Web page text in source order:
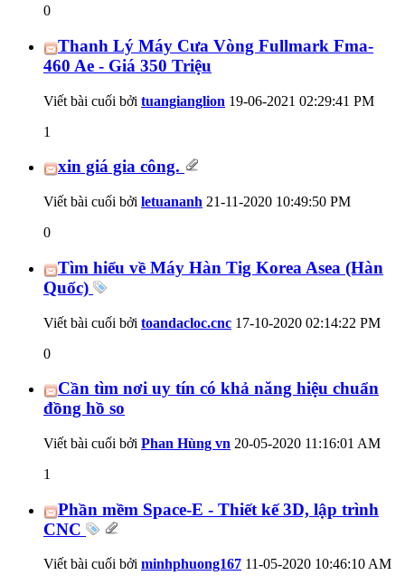
0
Thanh Lý Máy Cưa Vòng Fullmark Fma-
460 Ae - Giá 350 Triệu
Viết bài cuối bởi tuangianglion 19-06-2021 02:29:41 PM
1
xin giá gia công.
Viết bài cuối bởi letuananh 21-11-2020 10:49:50 PM
0
Tìm hiểu về Máy Hàn Tig Korea Asea (Hàn
Quốc)
Viết bài cuối bởi toandacloc.cnc 17-10-2020 02:14:22 PM
0
Cần tìm nơi uy tín có khả năng hiệu chuẩn
đồng hồ so
Viết bài cuối bởi Phan Hùng vn 20-05-2020 11:16:01 AM
1
Phần mềm Space-E - Thiết kế 3D, lập trình
CNC
Viết bài cuối bởi minhphuong167 11-05-2020 10:46:10 AM